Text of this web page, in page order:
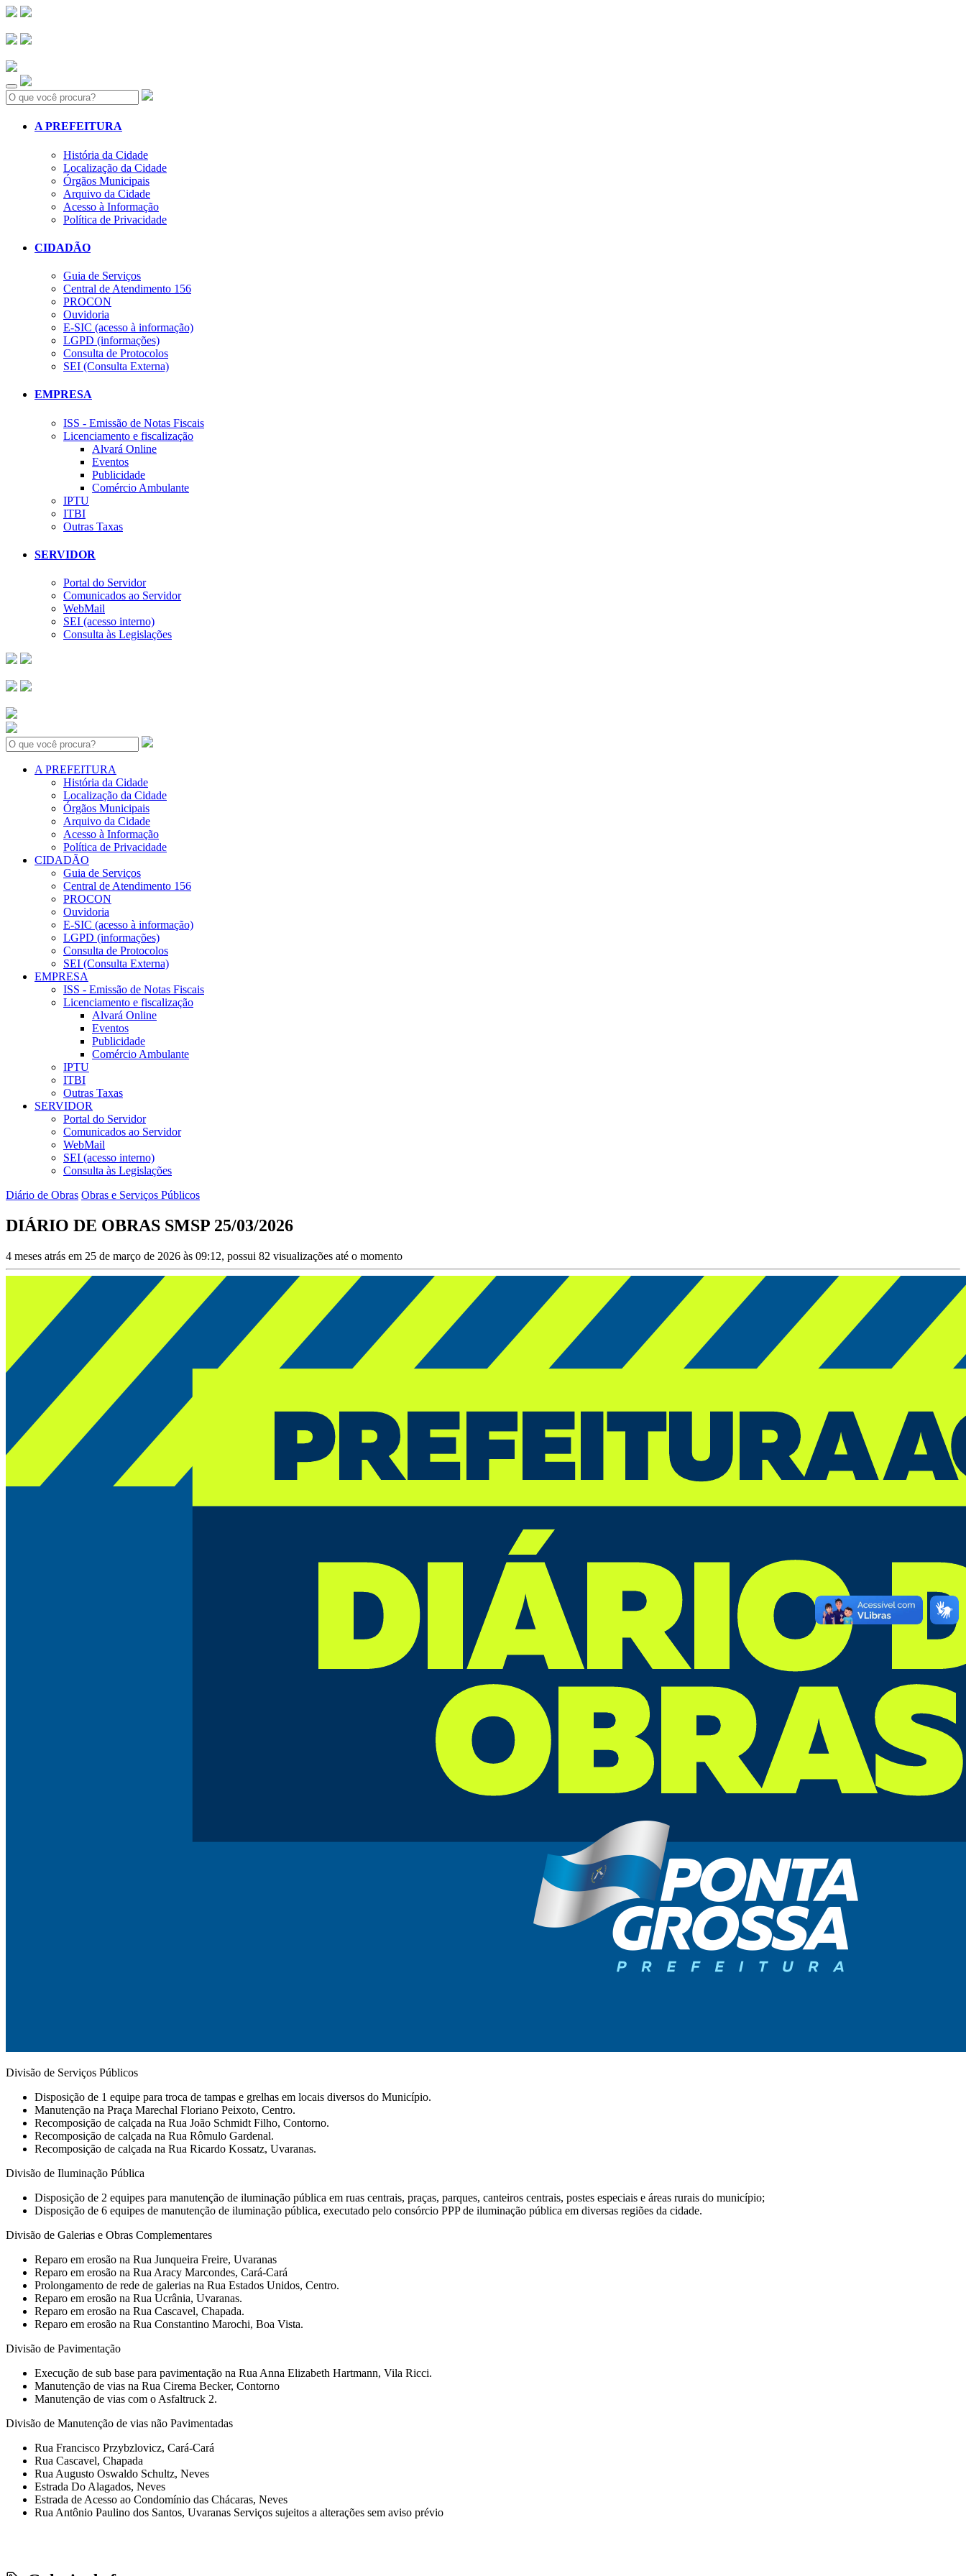
Search:
A PREFEITURA
História da Cidade
Localização da Cidade
Órgãos Municipais
Arquivo da Cidade
Acesso à Informação
Política de Privacidade
CIDADÃO
Guia de Serviços
Central de Atendimento 156
PROCON
Ouvidoria
E-SIC (acesso à informação)
LGPD (informações)
Consulta de Protocolos
SEI (Consulta Externa)
EMPRESA
ISS - Emissão de Notas Fiscais
Licenciamento e fiscalização
Alvará Online
Eventos
Publicidade
Comércio Ambulante
IPTU
ITBI
Outras Taxas
SERVIDOR
Portal do Servidor
Comunicados ao Servidor
WebMail
SEI (acesso interno)
Consulta às Legislações
Search:
A PREFEITURA
História da Cidade
Localização da Cidade
Órgãos Municipais
Arquivo da Cidade
Acesso à Informação
Política de Privacidade
CIDADÃO
Guia de Serviços
Central de Atendimento 156
PROCON
Ouvidoria
E-SIC (acesso à informação)
LGPD (informações)
Consulta de Protocolos
SEI (Consulta Externa)
EMPRESA
ISS - Emissão de Notas Fiscais
Licenciamento e fiscalização
Alvará Online
Eventos
Publicidade
Comércio Ambulante
IPTU
ITBI
Outras Taxas
SERVIDOR
Portal do Servidor
Comunicados ao Servidor
WebMail
SEI (acesso interno)
Consulta às Legislações
Diário de Obras Obras e Serviços Públicos
DIÁRIO DE OBRAS SMSP 25/03/2026
4 meses atrás em 25 de março de 2026 às 09:12, possui 82 visualizações até o momento
Divisão de Serviços Públicos
Disposição de 1 equipe para troca de tampas e grelhas em locais diversos do Município.
Manutenção na Praça Marechal Floriano Peixoto, Centro.
Recomposição de calçada na Rua João Schmidt Filho, Contorno.
Recomposição de calçada na Rua Rômulo Gardenal.
Recomposição de calçada na Rua Ricardo Kossatz, Uvaranas.
Divisão de Iluminação Pública
Disposição de 2 equipes para manutenção de iluminação pública em ruas centrais, praças, parques, canteiros centrais, postes especiais e áreas rurais do município;
Disposição de 6 equipes de manutenção de iluminação pública, executado pelo consórcio PPP de iluminação pública em diversas regiões da cidade.
Divisão de Galerias e Obras Complementares
Reparo em erosão na Rua Junqueira Freire, Uvaranas
Reparo em erosão na Rua Aracy Marcondes, Cará-Cará
Prolongamento de rede de galerias na Rua Estados Unidos, Centro.
Reparo em erosão na Rua Ucrânia, Uvaranas.
Reparo em erosão na Rua Cascavel, Chapada.
Reparo em erosão na Rua Constantino Marochi, Boa Vista.
Divisão de Pavimentação
Execução de sub base para pavimentação na Rua Anna Elizabeth Hartmann, Vila Ricci.
Manutenção de vias na Rua Cirema Becker, Contorno
Manutenção de vias com o Asfaltruck 2.
Divisão de Manutenção de vias não Pavimentadas
Rua Francisco Przybzlovicz, Cará-Cará
Rua Cascavel, Chapada
Rua Augusto Oswaldo Schultz, Neves
Estrada Do Alagados, Neves
Estrada de Acesso ao Condomínio das Chácaras, Neves
Rua Antônio Paulino dos Santos, Uvaranas Serviços sujeitos a alterações sem aviso prévio